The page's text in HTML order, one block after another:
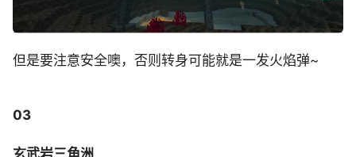
但是要注意安全噢，否则转身可能就是一发火焰弹~
03